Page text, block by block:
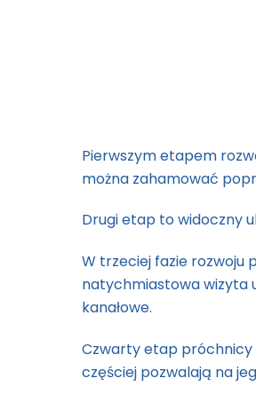
Pierwszym etapem
można zahamować
Drugi etap to widoczny
W trzeciej fazie rozwoju
natychmiastowa wizyta
kanałowe.
Czwarty etap próchnicy
częściej pozwalają na